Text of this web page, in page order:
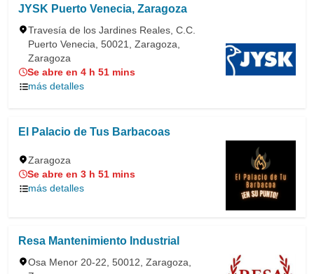
JYSK Puerto Venecia, Zaragoza
Travesía de los Jardines Reales, C.C.
Puerto Venecia, 50021, Zaragoza,
Zaragoza
Se abre en 4 h 51 mins
más detalles
El Palacio de Tus Barbacoas
Zaragoza
Se abre en 3 h 51 mins
más detalles
Resa Mantenimiento Industrial
Osa Menor 20-22, 50012, Zaragoza,